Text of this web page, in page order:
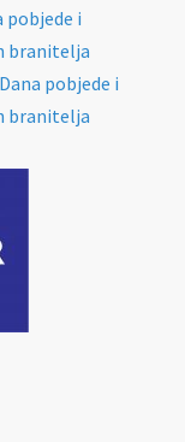
pobjede i
branitelja
pobjede i
branitelja